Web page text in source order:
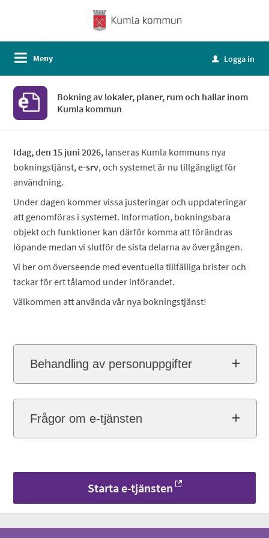
Meny u Logga in
Bokning av lokaler, planer, rum och hallar inom
Kumla kommun
Idag, den 15 juni 2026, lanseras Kumla kommuns nya
bokningstjänst,e-srv, och systemet är nu tillgängligt för
användning.
Under dagen kommer vissa justeringar och uppdateringar
att genomföras i systemet. Information, bokningsbara
objekt och funktioner kan därför komma att förändras
löpande medan vi slutför de sista delarna av övergången.
Vi ber om överseende med eventuella tillfälliga brister och
tackar för ert tålamod under införandet.
Välkommen att använda vår nya bokningstjänst!
Behandling av personuppgifter
Frågor om e-tjänsten
Starta e-tjänsten